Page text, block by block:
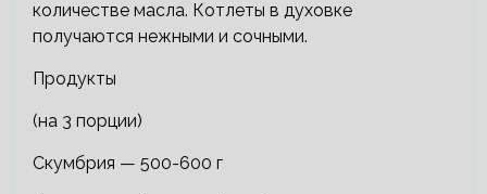
количестве масла. Котлеты в духовке
получаются нежными и сочными.
Продукты
(на 3 порции)
Скумбрия — 500-600 г